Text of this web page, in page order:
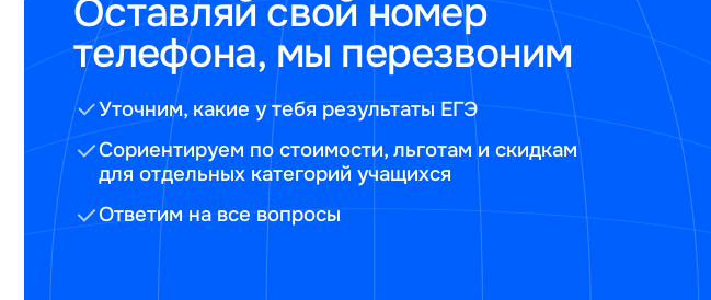
Оставляй свой номер
телефона, мы перезвоним
Уточним, какие у тебя результаты ЕГЭ
Сориентируем по стоимости, льготам и скидкам
для отдельных категорий учащихся
Ответим на все вопросы